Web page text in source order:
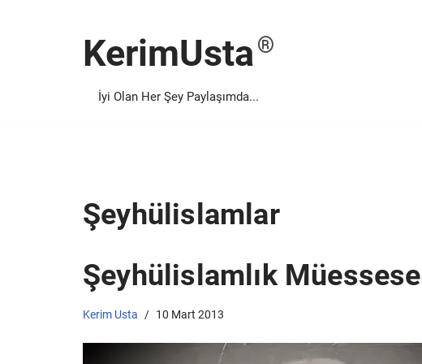
KerimUsta
İyi Olan Her Şey Paylaşımda...
Şeyhülislamlar
Şeyhülislamlık
Kerim Usta 10 Mart 2013